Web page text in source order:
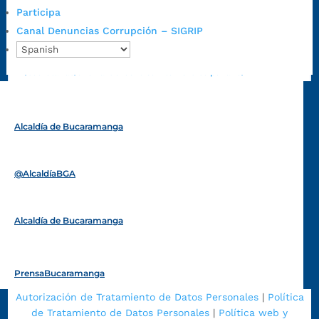
Participa
Canal Denuncias Corrupción – SIGRIP
Emergencia:
Radique aquí su queja disciplinaria:
https://www.bucaramanga.gov.co/gobierno-ciudadanos-
Alcaldía de Bucaramanga
@AlcaldíaBGA
Alcaldía de Bucaramanga
PrensaBucaramanga
Autorización de Tratamiento de Datos Personales| Política
de Tratamiento de Datos Personales | Política web y